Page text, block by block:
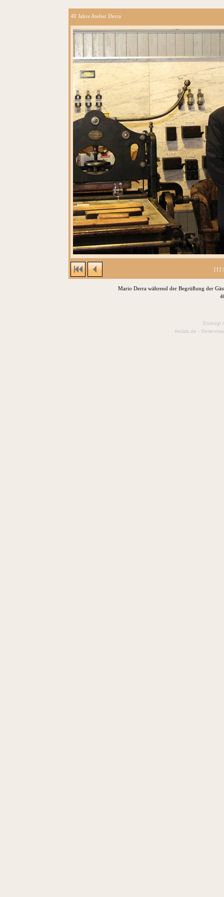
40 Jahre Atelier Derra
[1]
Mario Derra während der Begrüßung der
Erzeugt
Arclab.de -